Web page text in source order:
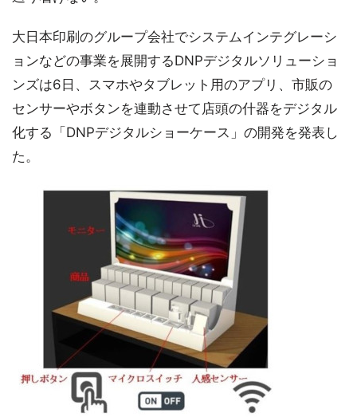
大日本印刷のグループ会社でシステムインテグレーシ
ョンなどの事業を展開するDNPデジタルソリューショ
ンズは6日、スマホやタブレット用のアプリ、市販の
センサーやボタンを連動させて店頭の什器をデジタル
化する「DNPデジタルショーケース」の開発を発表し
た。